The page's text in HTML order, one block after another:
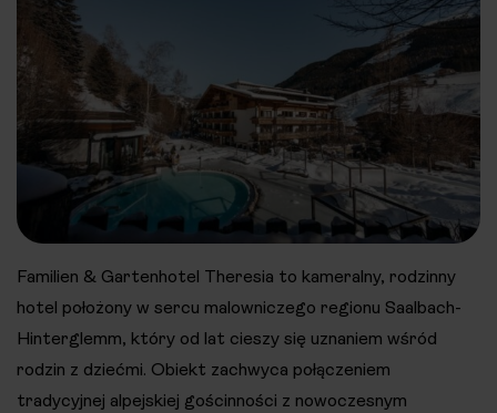
Familien & Gartenhotel Theresia to kameralny, rodzinny
hotel położony w sercu malowniczego regionu Saalbach-
Hinterglemm, który od lat cieszy się uznaniem wśród
rodzin z dziećmi. Obiekt zachwyca połączeniem
tradycyjnej alpejskiej gościnności z nowoczesnym